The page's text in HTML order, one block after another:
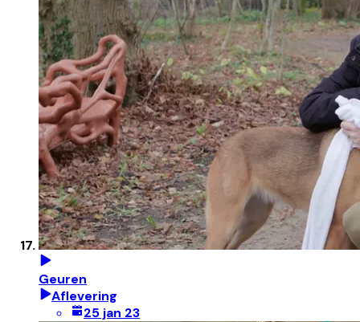
Geuren
Aflevering
25 jan 23